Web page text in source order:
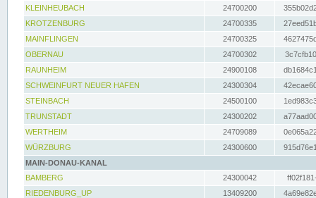
KLEINHEUBACH 24700200
KROTZENBURG
24700335
MAINFLINGEN
24700325
OBERNAU
24700302
RAUNHEIM
24900108
SCHWEINFURT NEUER HAFEN
24300304
STEINBACH
24500100
TRUNSTADT
24300202
WERTHEIM
24709089
WÜRZBURG
24300600
MAIN-DONAU-KANAL
BAMBERG
24300042
RIEDENBURG_UP
13409200